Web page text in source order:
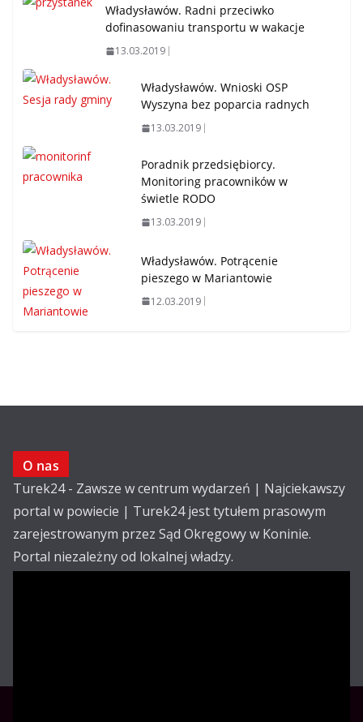
Władysławów. Radni przeciwko
dofinasowaniu transportu w wakacje
13.03.2019
Władysławów. Wnioski OSP
Wyszyna bez poparcia radnych
13.03.2019
Poradnik przedsiębiorcy.
Monitoring pracowników w
świetle RODO
13.03.2019
Władysławów. Potrącenie
pieszego w Mariantowie
12.03.2019
O nas
Turek24 - Zawsze w centrum wydarzeń | Najciekawszy
portal w powiecie | Turek24 jest tytułem prasowym
zarejestrowanym przez Sąd Okręgowy w Koninie.
Portal niezależny od lokalnej władzy.